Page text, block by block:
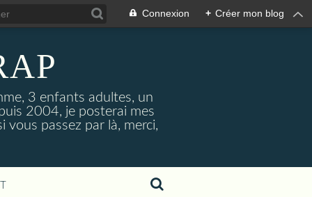
Connexion + Créer mon blog
3 enfants adultes, un
2004, je posterai mes
passez par là, merci,